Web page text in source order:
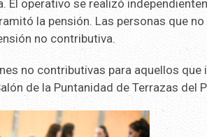
El operativo se realizó
la pensión. Las personas que
no contributiva.
no contributivas para aquellos
de la Puntanidad de Terrazas del